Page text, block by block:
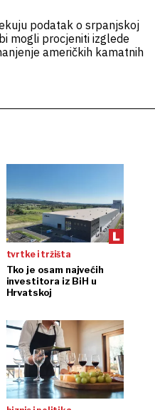
podatak o srpanjskoj
mogli procjeniti izglede
američkih kamatnih
tvrtke i tržišta
Tko je osam najvećih
investitora iz BiH u
Hrvatskoj